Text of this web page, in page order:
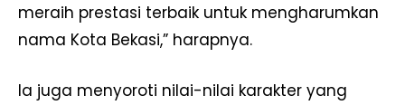
meraih prestasi terbaik untuk mengharumkan
nama Kota Bekasi,” harapnya.
Ia juga menyoroti nilai-nilai karakter yang